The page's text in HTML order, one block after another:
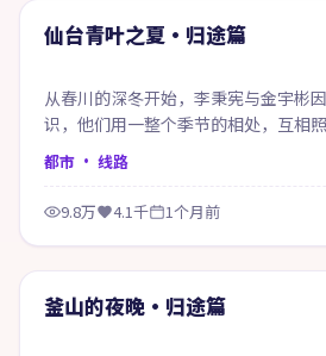
精选
仙台青叶之夏·归途篇
从春川的深冬开始，李秉宪与金宇彬
识，他们用一整个季节的相处，互相
色。
都市 · 线路
9.8万 4.1千 1个月前
精选
釜山的夜晚·归途篇